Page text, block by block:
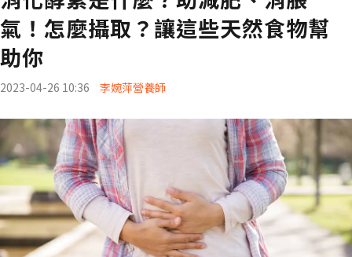
氣！怎麼攝取？讓這些天然食物幫
助你
2023-04-26 10:36 李婉萍營養師